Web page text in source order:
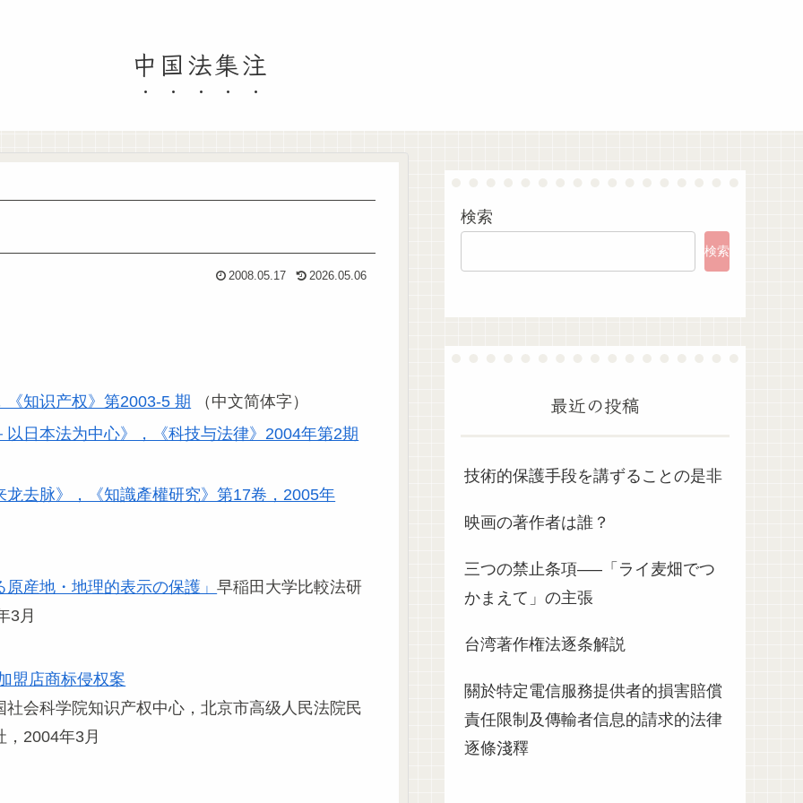
中国法集注
2008.05.17 2026.05.06
知识产权》第2003-5 期
（中文简体字）
日本法为中心》，《科技与法律》2004年第2期
龙去脉》，《知識產權研究》第17卷，2005年
産地・地理的表示の保護」早稲田大学比較法研
3月
盟店商标侵权案
会科学院知识产权中心，北京市高级人民法院民
2004年3月
検索
検索
最近の投稿
技術的保護手段を講ずることの是非
映画の著作者は誰？
三つの禁止条項—–「ライ麦畑でつ
かまえて」の主張
台湾著作権法逐条解説
關於特定電信服務提供者的損害賠償
責任限制及傳輸者信息的請求的法律
逐條淺釋